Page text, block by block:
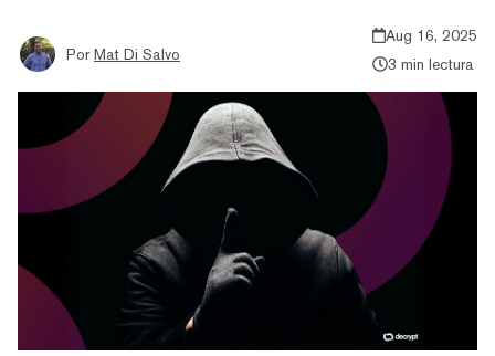
Por Mat Di Salvo
Aug 16, 2025
3 min lectura